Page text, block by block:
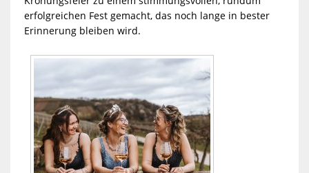
erfolgreichen Fest gemacht, das noch lange in bester
Erinnerung bleiben wird.